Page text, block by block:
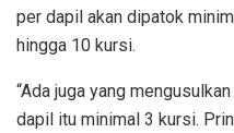
per dapil akan dipatok
hingga 10 kursi.
“Ada juga yang
dapil itu minimal 3 kursi.